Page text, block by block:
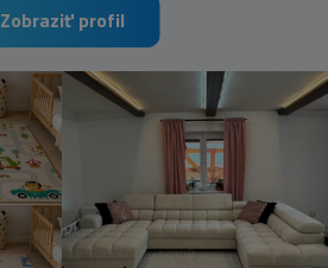
Zobraziť profil